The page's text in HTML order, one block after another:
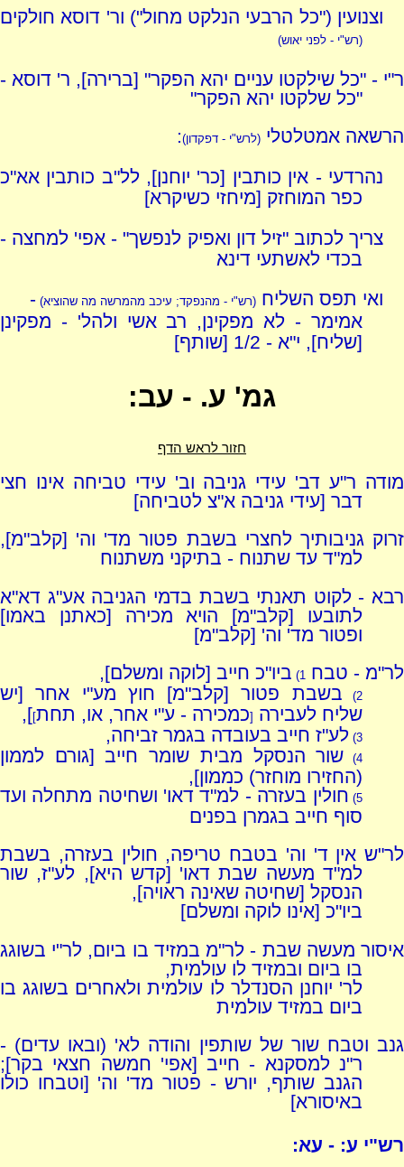
וצנועין ("כל הרבעי הנלקט מחול") ור' דוסא חולקים
(רש"י - לפני יאוש)
ר"י - "כל שילקטו עניים יהא הפקר" [ברירה], ר' דוסא -
"כל שלקטו יהא הפקר"
הרשאה אמטלטלי (לרש"י - דפקדון):
נהרדעי - אין כותבין [כר' יוחנן], לל"ב כותבין אא"כ
כפר המוחזק [מיחזי כשיקרא]
צריך לכתוב "זיל דון ואפיק לנפשך" - אפי' למחצה -
בכדי לאשתעי דינא
ואי תפס השליח(רש"י - מהנפקד; עיכב מהמרשה מה שהוציא) -
אמימר - לא מפקינן, רב אשי ולהל' - מפקינן
[שליח], י"א - 1/2 [שותף]
גמ' ע. - עב:
חזור לראש הדף
מודה ר"ע דב' עידי גניבה וב' עידי טביחה אינו חצי
דבר [עידי גניבה א"צ לטביחה]
זרוק גניבותיך לחצרי בשבת פטור מד' וה' [קלב"מ],
למ"ד עד שתנוח - בתיקני משתנוח
רבא - לקוט תאנתי בשבת בדמי הגניבה אע"ג דא"א
לתובעו [קלב"מ] הויא מכירה [כאתנן באמו]
ופטור מד' וה' [קלב"מ]
לר"מ - טבח
1) ביו"כ חייב [לוקה ומשלם],
2)
בשבת פטור [קלב"מ] חוץ מע"י אחר [יש
שליח לעבירה [כמכירה - ע"י אחר, או, תחת]
],
3) לע"ז חייב בעובדה בגמר זביחה,
4)
שור הנסקל מבית שומר חייב [גורם לממון
(החזירו מוחזר) כממון],
5) חולין בעזרה - למ"ד דאו' ושחיטה מתחלה ועד
סוף חייב בגמרן בפנים
לר"ש אין ד' וה' בטבח טריפה, חולין בעזרה, בשבת
למ"ד מעשה שבת דאו' [קדש היא], לע"ז, שור
הנסקל [שחיטה שאינה ראויה],
ביו"כ [אינו לוקה ומשלם]
איסור מעשה שבת - לר"מ במזיד בו ביום, לר"י בשוגג
בו ביום ובמזיד לו עולמית,
לר' יוחנן הסנדלר לו עולמית ולאחרים בשוגג בו
ביום במזיד עולמית
גנב וטבח שור של שותפין והודה לא' (ובאו עדים) -
ר"נ למסקנא - חייב [אפי' חמשה חצאי בקר];
הגנב שותף, יורש - פטור מד' וה' [וטבחו כולו
באיסורא]
רש"י ע: - עא: